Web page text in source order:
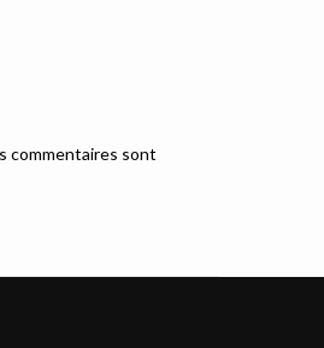
commentaires sont